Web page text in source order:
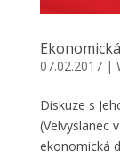
07.02.2017|
Diskuze s
(Velvyslanec
ekonomická